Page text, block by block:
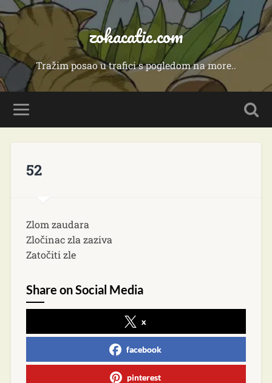
zokacatic.com
Tražim posao u trafici s pogledom na more..
52
Zlom zaudara
Zločinac zla zaziva
Zatočiti zle
Share on Social Media
x
facebook
pinterest